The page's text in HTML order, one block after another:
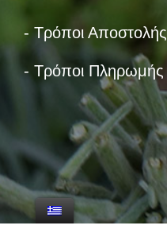
- Τρόποι Αποστολής
- Τρόποι Πληρωμής